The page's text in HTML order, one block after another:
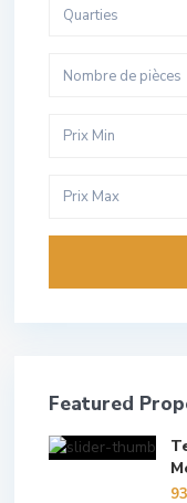
Quarties
Nombre de pièces
Featured